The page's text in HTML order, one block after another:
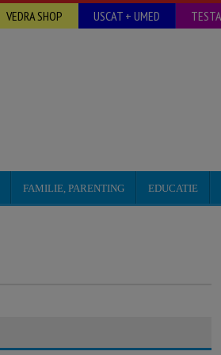
VEDRA SHOP USCAT + UMED
FAMILIE, PARENTING EDUCATIE